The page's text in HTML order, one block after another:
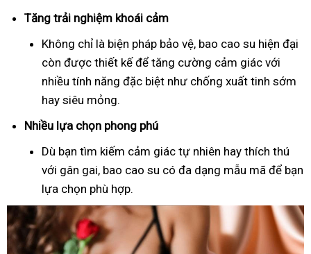
Tăng trải nghiệm khoái cảm
Không chỉ là biện pháp bảo vệ, bao cao su hiện đại
còn được thiết kế để tăng cường cảm giác với
nhiều tính năng đặc biệt như chống xuất tinh sớm
hay siêu mỏng.
Nhiều lựa chọn phong phú
Dù bạn tìm kiếm cảm giác tự nhiên hay thích thú
với gân gai, bao cao su có đa dạng mẫu mã để bạn
lựa chọn phù hợp.